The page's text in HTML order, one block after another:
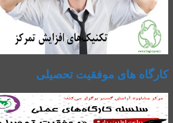
کارگاه های موفقیت تحصیلی